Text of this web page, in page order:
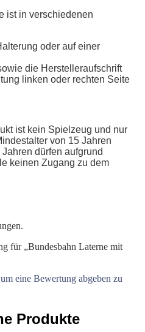
ist in verschiedenen
oder auf einer
die Herstelleraufschrift
linken oder rechten Seite
ist kein Spielzeug und nur
von 15 Jahren
dürfen aufgrund
keinen Zugang zu dem
für „Bundesbahn Laterne mit
eine Bewertung abgeben zu
Produkte